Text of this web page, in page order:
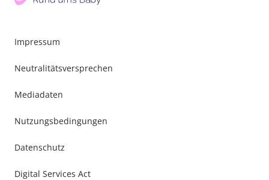
Impressum
Neutralitätsversprechen
Mediadaten
Nutzungsbedingungen
Datenschutz
Digital Services Act